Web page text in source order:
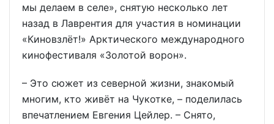
мы делаем в селе», снятую несколько лет
назад в Лаврентия для участия в номинации
«Киновзлёт!» Арктического международного
кинофестиваля «Золотой ворон».
– Это сюжет из северной жизни, знакомый
многим, кто живёт на Чукотке, – поделилась
впечатлением Евгения Цейлер. – Снято,